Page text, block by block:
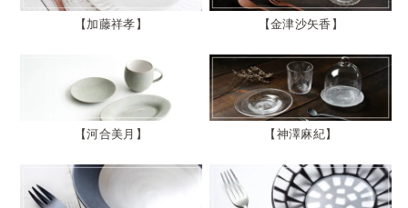
加藤祥孝 金津沙矢香
河合美月 神澤麻紀